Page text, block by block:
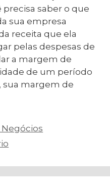
saber o que
sua empresa
receita que ela
pelas despesas de
a margem de
de um período
sua margem de